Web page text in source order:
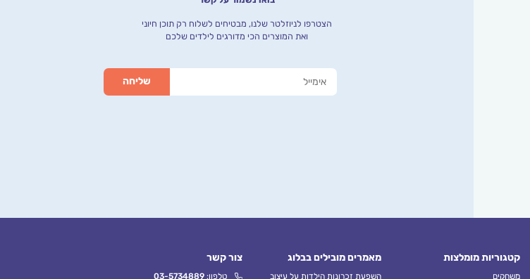
הצטרפו לניוזלטר שלנו, מבטיחים לשלוח רק תוכן חיוני
ואת המוצרים הכי מדורגים לילדים שלכם
קטגוריות מומלצות
משחקים
מאמרים מובילים בבלוג
השפעת זכרונות הילדות על עיצוב
צור קשר
טלפון:03-5734889